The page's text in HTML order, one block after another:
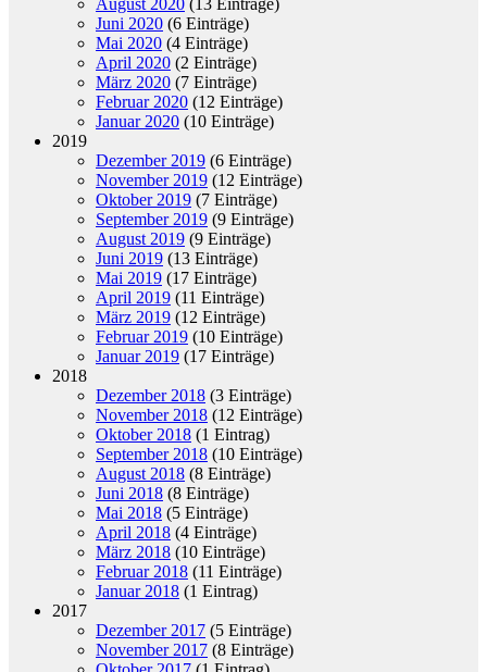
Juni 2020 (6 Einträge)
Mai 2020 (4 Einträge)
April 2020 (2 Einträge)
März 2020 (7 Einträge)
Februar 2020 (12 Einträge)
Januar 2020 (10 Einträge)
2019
Dezember 2019 (6 Einträge)
November 2019 (12 Einträge)
Oktober 2019 (7 Einträge)
September 2019 (9 Einträge)
August 2019 (9 Einträge)
Juni 2019 (13 Einträge)
Mai 2019 (17 Einträge)
April 2019 (11 Einträge)
März 2019 (12 Einträge)
Februar 2019 (10 Einträge)
Januar 2019 (17 Einträge)
2018
Dezember 2018 (3 Einträge)
November 2018 (12 Einträge)
Oktober 2018 (1 Eintrag)
September 2018 (10 Einträge)
August 2018 (8 Einträge)
Juni 2018 (8 Einträge)
Mai 2018 (5 Einträge)
April 2018 (4 Einträge)
März 2018 (10 Einträge)
Februar 2018 (11 Einträge)
Januar 2018 (1 Eintrag)
2017
Dezember 2017 (5 Einträge)
November 2017 (8 Einträge)